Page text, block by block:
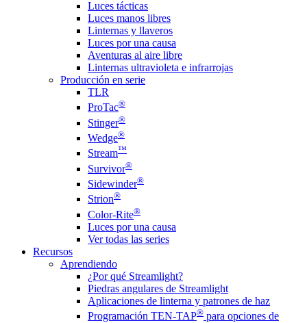
Luces tácticas
Luces manos libres
Linternas y llaveros
Luces por una causa
Aventuras al aire libre
Linternas ultravioleta e infrarrojas
Producción en serie
TLR
ProTac®
Stinger®
Wedge®
Stream™
Survivor®
Sidewinder®
Strion®
Color-Rite®
Luces por una causa
Ver todas las series
Recursos
Aprendiendo
¿Por qué Streamlight?
Piedras angulares de Streamlight
Aplicaciones de linterna y patrones de haz
Programación TEN-TAP® para opciones de